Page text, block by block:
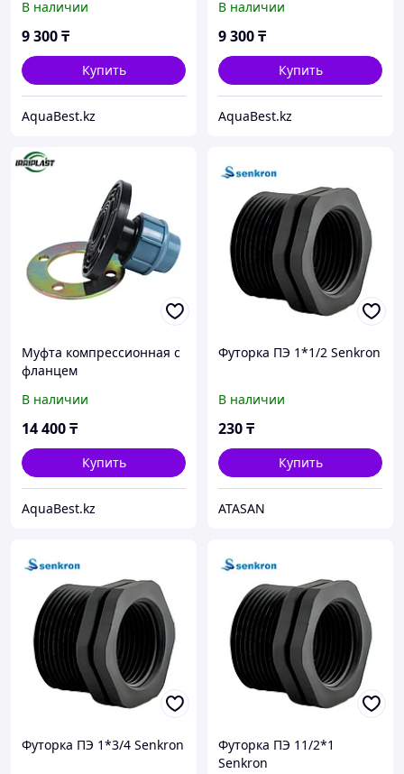
В наличии
9 300₸
Купить
AquaBest.kz
В наличии
9 300₸
Купить
AquaBest.kz
Муфта компрессионная с
фланцем
В наличии
14 400₸
Купить
AquaBest.kz
Футорка ПЭ 1*1/2 Senkron
В наличии
230₸
Купить
ATASAN
Футорка ПЭ 1*3/4 Senkron
Футорка ПЭ 11/2*1
Senkron